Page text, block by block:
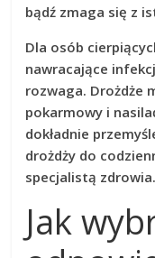
bądź zmaga się z
Dla osób
nawracające
rozwaga. Drożdże
pokarmowy i
dokładnie
drożdży do
specjalistą zdrowia.
Jak